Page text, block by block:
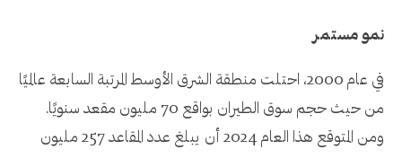
نمو مستمر
في عام 2000، احتلت منطقة الشرق الأوسط المرتبة السابعة عالميًا
من حيث حجم سوق الطيران بواقع 70 مليون مقعد سنويًا.
ومن المتوقع هذا العام 2024 أن يبلغ عدد المقاعد 257 مليون